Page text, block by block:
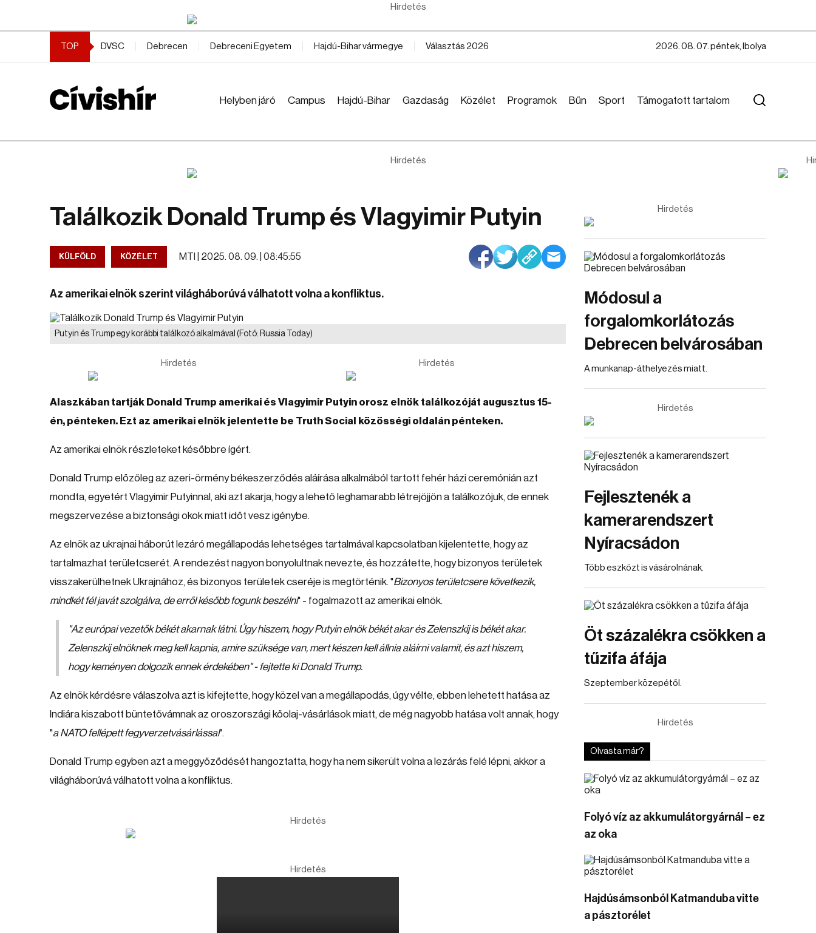
Hirdetés
TOP DVSC Debrecen Debreceni Egyetem Hajdú-Bihar vármegye Választás 2026 2026. 08. 07. péntek, Ibolya
Helyben járó Campus Hajdú-Bihar Gazdaság Közélet Programok Bűn Sport Támogatott tartalom
Hirdetés
Találkozik Donald Trump és Vlagyimir Putyin
KÜLFÖLD KÖZÉLET MTI | 2025. 08. 09. | 08:45:55
Az amerikai elnök szerint világháborúvá válhatott volna a konfliktus.
Putyin és Trump egy korábbi találkozó alkalmával (Fotó: Russia Today)
Hirdetés Hirdetés
Alaszkában tartják Donald Trump amerikai és Vlagyimir Putyin orosz elnök találkozóját augusztus 15-
én, pénteken. Ezt az amerikai elnök jelentette be Truth Social közösségi oldalán pénteken.
Az amerikai elnök részleteket későbbre ígért.
Donald Trump előzőleg az azeri-örmény békeszerződés aláírása alkalmából tartott fehér házi ceremónián azt
mondta, egyetért Vlagyimir Putyinnal, aki azt akarja, hogy a lehető leghamarabb létrejöjjön a találkozójuk, de ennek
megszervezése a biztonsági okok miatt időt vesz igénybe.
Az elnök az ukrajnai háborút lezáró megállapodás lehetséges tartalmával kapcsolatban kijelentette, hogy az
tartalmazhat területcserét. A rendezést nagyon bonyolultnak nevezte, és hozzátette, hogy bizonyos területek
visszakerülhetnek Ukrajnához, és bizonyos területek cseréje is megtörténik. "Bizonyos területcsere következik,
mindkét fél javát szolgálva, de erről később fogunk beszélni" - fogalmazott az amerikai elnök.
"Az európai vezetők békét akarnak látni. Úgy hiszem, hogy Putyin elnök békét akar és Zelenszkij is békét akar.
Zelenszkij elnöknek meg kell kapnia, amire szüksége van, mert készen kell állnia aláírni valamit, és azt hiszem,
hogy keményen dolgozik ennek érdekében" - fejtette ki Donald Trump.
Az elnök kérdésre válaszolva azt is kifejtette, hogy közel van a megállapodás, úgy vélte, ebben lehetett hatása az
Indiára kiszabott büntetővámnak az oroszországi kőolaj-vásárlások miatt, de még nagyobb hatása volt annak, hogy
"a NATO fellépett fegyverzetvásárlással".
Donald Trump egyben azt a meggyőződését hangoztatta, hogy ha nem sikerült volna a lezárás felé lépni, akkor a
világháborúvá válhatott volna a konfliktus.
Hirdetés
Hirdetés
Hirdetés
Módosul a
forgalomkorlátozás
Debrecen belvárosában
A munkanap-áthelyezés miatt.
Hirdetés
Fejlesztenék a
kamerarendszert
Nyíracsádon
Több eszközt is vásárolnának.
Öt százalékra csökken a
tűzifa áfája
Szeptember közepétől.
Hirdetés
Olvasta már?
Folyó víz az akkumulátorgyárnál – ez
az oka
Hajdúsámsonból Katmanduba vitte
a pásztorélet